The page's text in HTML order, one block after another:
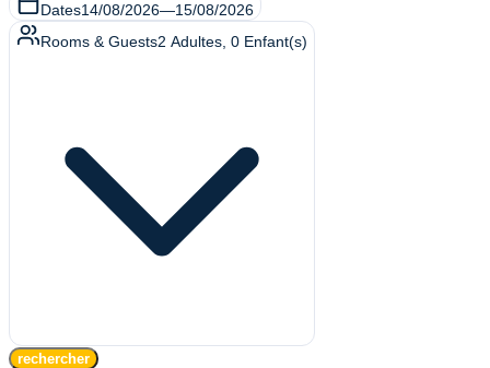
Dates14/08/2026—15/08/2026
Rooms & Guests2 Adultes 0 Enfant(s)
rechercher